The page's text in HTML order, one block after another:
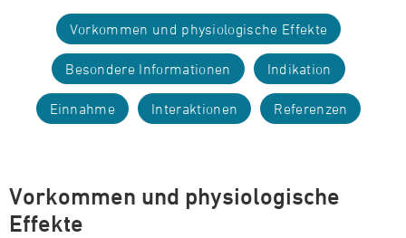
Vorkommen und physiologische Effekte
Besondere Informationen Indikation
Einnahme Interaktionen Referenzen
Vorkommen und physiologische
Effekte